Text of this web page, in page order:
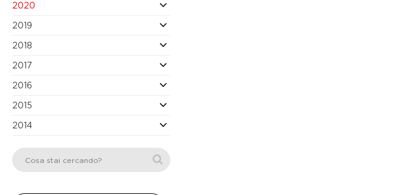
2020
2019
2018
2017
2016
2015
2014